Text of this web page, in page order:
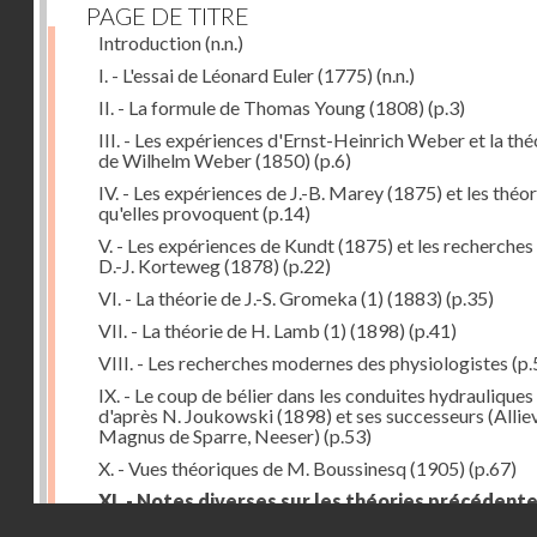
PAGE DE TITRE
Introduction(n.n.)
I. - L'essai de Léonard Euler (1775) (n.n.)
II. - La formule de Thomas Young (1808) (p.3)
III. - Les expériences d'Ernst-Heinrich Weber et la
de Wilhelm Weber (1850) (p.6)
IV. - Les expériences de J.-B. Marey (1875) et les
qu'elles provoquent(p.14)
V. - Les expériences de Kundt (1875) et les recherches
D.-J. Korteweg (1878) (p.22)
VI. - La théorie de J.-S. Gromeka (1) (1883) (p.35)
VII. - La théorie de H. Lamb (1) (1898) (p.41)
VIII. - Les recherches modernes des physiologistes
IX. - Le coup de bélier dans les conduites hydrauliques
d'après N. Joukowski (1898) et ses successeurs
Magnus de Sparre, Neeser) (p.53)
X. - Vues théoriques de M. Boussinesq (1905) (p.67)
XI. - Notes diverses sur les théories